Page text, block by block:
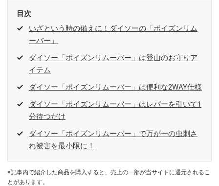
目次
いざという時の備えに！ダイソーの「ポイズンリム
ーバー」
ダイソー「ポイズンリムーバー」は登山のお守りア
イテム
ダイソー「ポイズンリムーバー」は便利な2WAY仕様
ダイソー「ポイズンリムーバー」はレバーを引いて1
分待つだけ
ダイソー「ポイズンリムーバー」で万が一の虫刺さ
れ被害を最小限に！
※記事内で紹介した商品を購入すると、売上の一部が当サイトに還元されるこ
とがあります。